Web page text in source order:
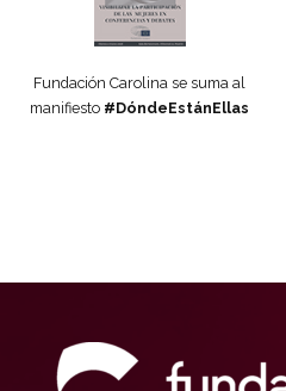
Fundación Carolina se suma al
manifiesto #DóndeEstánEllas